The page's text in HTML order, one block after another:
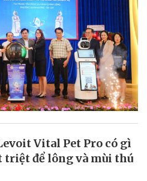
Vital Pet Pro có gì
triệt để lông và mùi thú